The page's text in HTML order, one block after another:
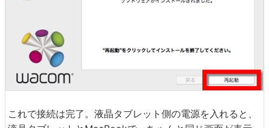
これで接続は完了。液晶タブレット側の電源を入れると、